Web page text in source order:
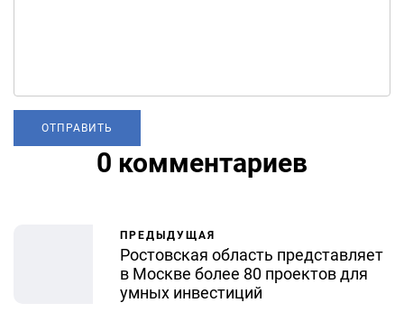
0 комментариев
ПРЕДЫДУЩАЯ
Ростовская область представляет
в Москве более 80 проектов для
умных инвестиций